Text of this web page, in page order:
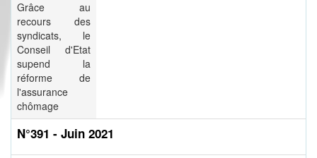
Grâce au
recours des
syndicats, le
Conseil d'Etat
supend la
réforme de
l'assurance
chômage
N°391 - Juin 2021